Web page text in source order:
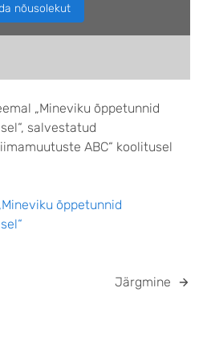
nõusolekut
„Mineviku õppetunnid
salvestatud
ABC“ koolitusel
õppetunnid
Järgmine